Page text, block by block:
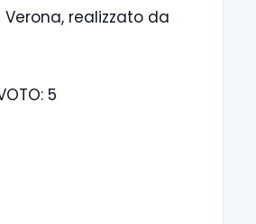
Verona, realizzato da
5